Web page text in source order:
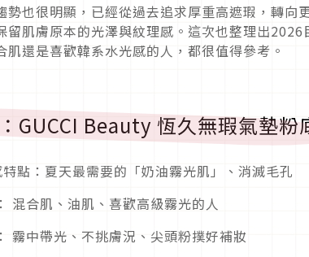
勢也很明顯，已經從過去追求厚重高遮瑕，轉向
留肌膚原本的光澤與紋理感。這次也整理出
肌還是喜歡韓系水光感的人，都很值得參考。
GUCCI Beauty 恆久無瑕氣墊粉
點：夏天最需要的「奶油霧光肌」、消滅毛孔
混合肌、油肌、喜歡高級霧光的人
霧中帶光、不挑膚況、尖頭粉撲好補妝